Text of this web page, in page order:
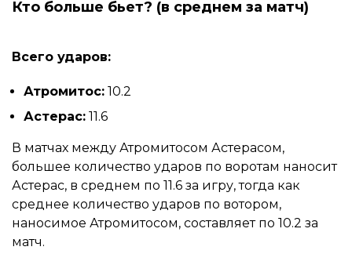
Кто больше бьет? (в среднем за матч)
Всего ударов:
Атромитос: 10.2
Астерас: 11.6
В матчах между Атромитосом Астерасом,
большее количество ударов по воротам наносит
Астерас, в среднем по 11.6 за игру, тогда как
среднее количество ударов по вотором,
наносимое Атромитосом, составляет по 10.2 за
матч.